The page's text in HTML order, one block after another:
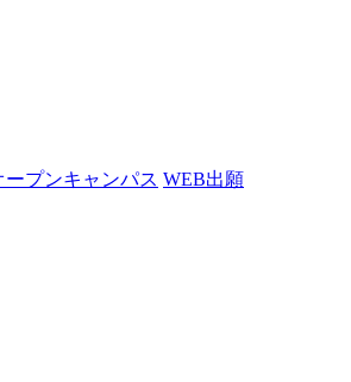
ープンキャンパス WEB出願